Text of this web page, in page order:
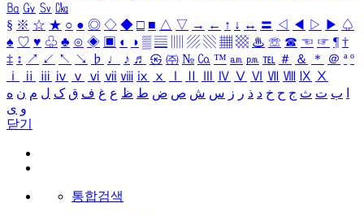
㏃ ㏉ ㏜ ㏆
§ ※ ☆ ★ ○ ● ◎ ◇ ◆ □ ■ △ ▽ → ← ↑ ↓ ↔ 〓 ◁ ◀ ▷ ▶ ♤
♠ ♡ ♥ ♧ ♣ ⊙ ◈ ▣ ◐ ◑ ▒ ▤ ▨ ▧ ▦ ▩ ♨ ☏ ☎ ☜ ☞ ¶ †
‡ ↕ ↗ ↙ ↖ ↘ ♭ ♩ ♪ ♬ ㉿ ㈜ № ㏇ ™ ㏂ ㏘ ℡ ＃ ＆ ＊ ＠ ª º
ⅰ
ⅱ ⅲ ⅳ ⅴ ⅵ ⅶ ⅷ ⅸ ⅹ Ⅳ Ⅴ Ⅵ Ⅶ Ⅷ Ⅸ Ⅹ
ب ت ث ج ح خ د ذ ر ز س ش ص ض ط ظ ع غ ف ق ک ل م ن ه
و ی
닫기
통합검색